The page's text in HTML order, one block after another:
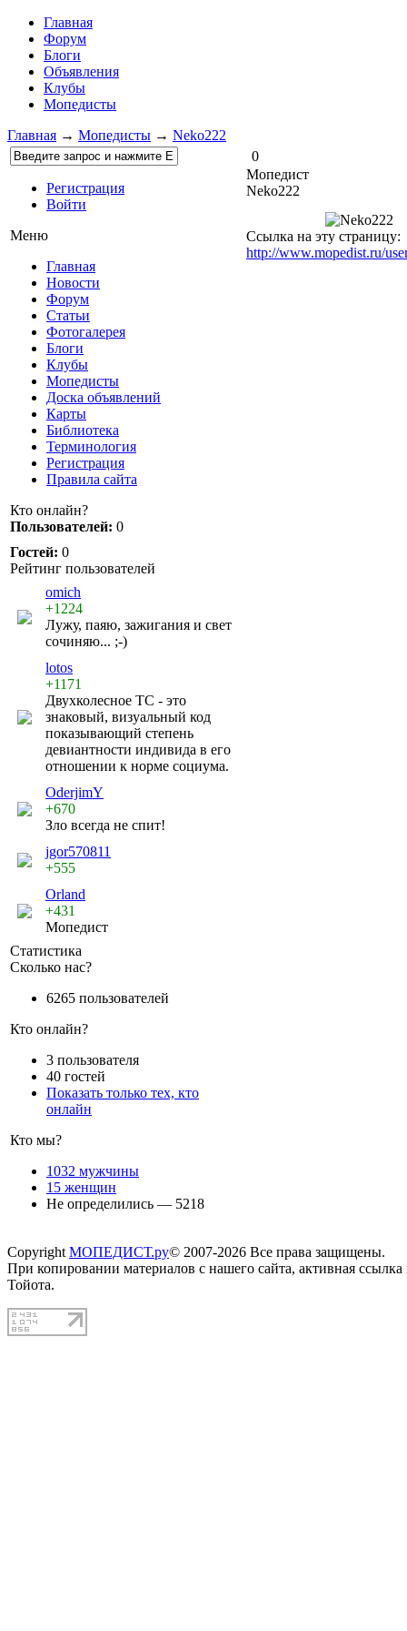
Главная
Форум
Блоги
Объявления
Клубы
Мопедисты
Главная → Мопедисты → Neko222
Регистрация
Войти
Меню
Главная
Новости
Форум
Статьи
Фотогалерея
Блоги
Клубы
Мопедисты
Доска объявлений
Карты
Библиотека
Терминология
Регистрация
Правила сайта
Кто онлайн?
Пользователей: 0
Гостей: 0
Рейтинг пользователей
omich
+1224
Лужу, паяю, зажигания и свет
сочиняю... ;-)
lotos
+1171
Двухколесное ТС - это
знаковый, визуальный код
показывающий степень
девиантности индивида в его
отношении к норме социума.
OderjimY
+670
Зло всегда не спит!
jgor570811
+555
Orland
+431
Мопедист
Статистика
Сколько нас?
6265 пользователей
Кто онлайн?
3 пользователя
40 гостей
Показать только тех, кто
онлайн
Кто мы?
1032 мужчины
15 женщин
Не определились — 5218
0
Мопедист
Neko222
Ссылка на эту страницу:
http://www.mopedist.ru/
Copyright МОПЕДИСТ.ру© 2007-2026 Все права защищены.
При копировании материалов с нашего сайта, активная
Тойота.